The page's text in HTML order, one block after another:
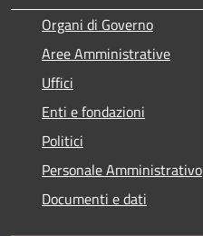
Organi di Governo
Aree Amministrative
Uffici
Enti e fondazioni
Politici
Personale Amministrativo
Documenti e dati